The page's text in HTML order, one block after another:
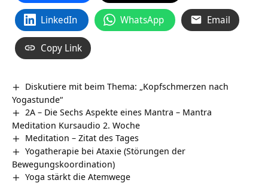
LinkedIn WhatsApp Email
Copy Link
Diskutiere mit beim Thema: „Kopfschmerzen nach
Yogastunde“
2A – Die Sechs Aspekte eines Mantra – Mantra
Meditation Kursaudio 2. Woche
Meditation – Zitat des Tages
Yogatherapie bei Ataxie (Störungen der
Bewegungskoordination)
Yoga stärkt die Atemwege